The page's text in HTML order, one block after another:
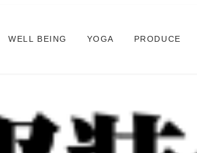
WELL BEING YOGA PRODUCE